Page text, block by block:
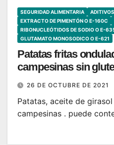
SEGURIDAD ALIMENTARIA
EXTRACTO DE PIMENTÓN O E-160C
RIBONUCLEÓTIDOS DE SODIO O E-
GLUTAMATO MONOSODICO O E-621
Patatas fritas
campesinas sin
26 DE OCTUBRE DE 2021
Patatas, aceite de
campesinas . puede